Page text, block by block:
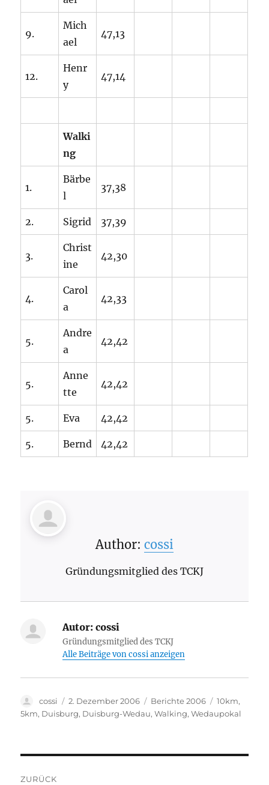
9.
Mich
ael
47,13
12.
Henr
y
47,14
Walki
ng
1.
Bärbe
l
37,38
2. Sigrid 37,39
3.
Christ
ine
42,30
4.
Carol
a
42,33
5.
Andre
a
42,42
5.
Anne
tte
42,42
5. Eva 42,42
5. Bernd 42,42
Author: cossi
Gründungsmitglied des TCKJ
Autor: cossi
Gründungsmitglied des TCKJ
Alle Beiträge von cossi anzeigen
Autor
cossi
Veröffentlicht
am
2. Dezember 2006 Kategorien
Berichte 2006 Schlagwörter
10km,
5km, Duisburg, Duisburg-Wedau,Walking,Wedaupokal
ZURÜCK